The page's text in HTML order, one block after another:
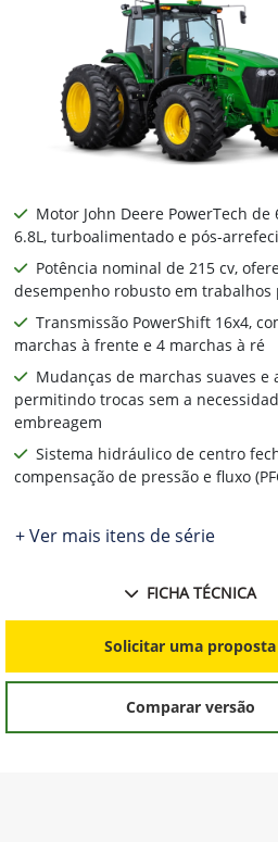
Motor John Deere PowerTech
6.8L, turboalimentado e pós-
Potência nominal de 215 cv,
desempenho robusto em trabalhos
Transmissão PowerShift 16x4,
marchas à frente e 4 marchas à ré
Mudanças de marchas suaves e
permitindo trocas sem a
embreagem
Sistema hidráulico de centro
compensação de pressão e fluxo
+ Ver mais itens de série
FICHA TÉCNICA
Solicitar uma proposta
Comparar versão